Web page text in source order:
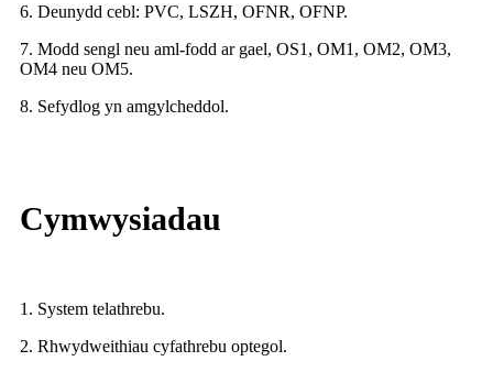
6. Deunydd cebl: PVC, LSZH, OFNR, OFNP.
7. Modd sengl neu aml-fodd ar gael, OS1, OM1, OM2, OM3,
OM4 neu OM5.
8. Sefydlog yn amgylcheddol.
Cymwysiadau
1. System telathrebu.
2. Rhwydweithiau cyfathrebu optegol.